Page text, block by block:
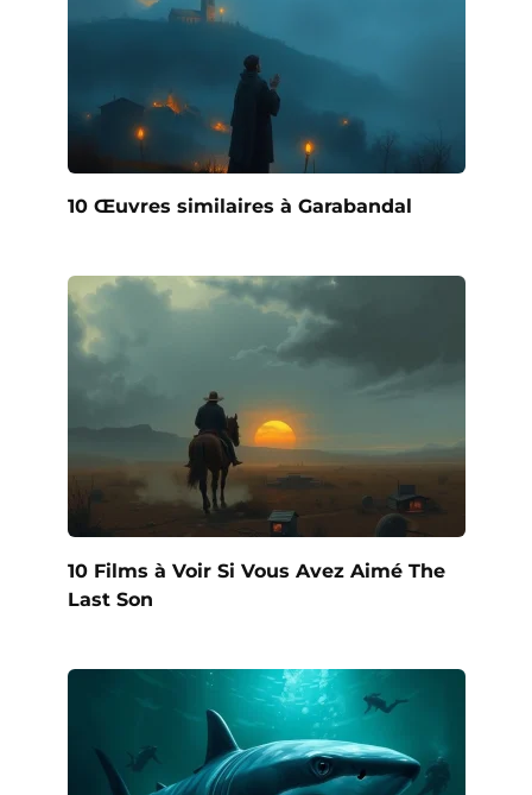
10 Œuvres similaires à Garabandal
10 Films à Voir Si Vous Avez Aimé The
Last Son